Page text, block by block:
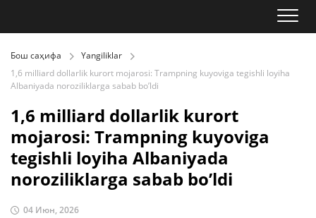
Бош саҳифа
Yangiliklar
1,6 milliard dollarlik kurort mojarosi: Trampning kuyoviga tegishli loyiha
Albaniyada noroziliklarga sabab bo’ldi
1,6 milliard dollarlik kurort
mojarosi: Trampning kuyoviga
tegishli loyiha Albaniyada
noroziliklarga sabab bo’ldi
04 Июн, 2026